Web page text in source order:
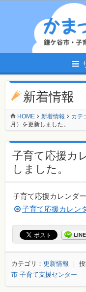
新着情報
HOME 新着情報 カテ
月）を更新しました。
子育て応援カ
しました。
子育て応援カレンダ
子育て応援カレン
カテゴリ： 更新情報 ｜
市 子育て支援センター